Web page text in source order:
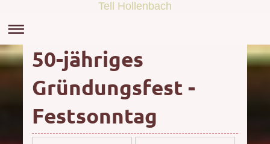
Tell Hollenbach
50-jähriges
Gründungsfest -
Festsonntag